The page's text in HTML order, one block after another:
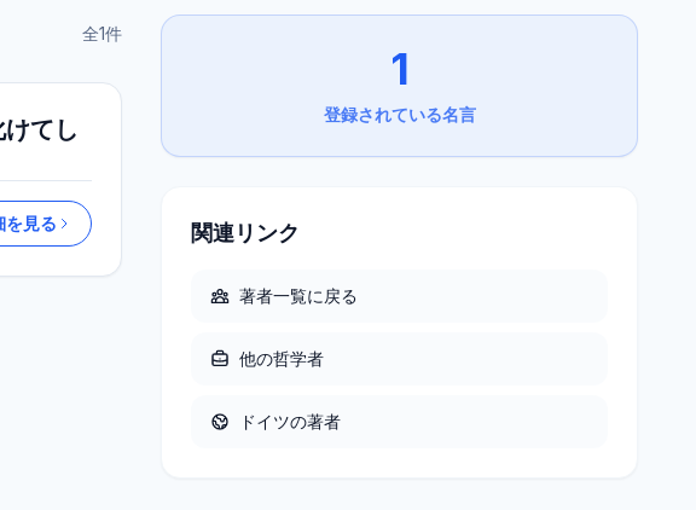
全1件
てし
を見る
1
登録されている名言
関連リンク
著者一覧に戻る
他の哲学者
ドイツの著者